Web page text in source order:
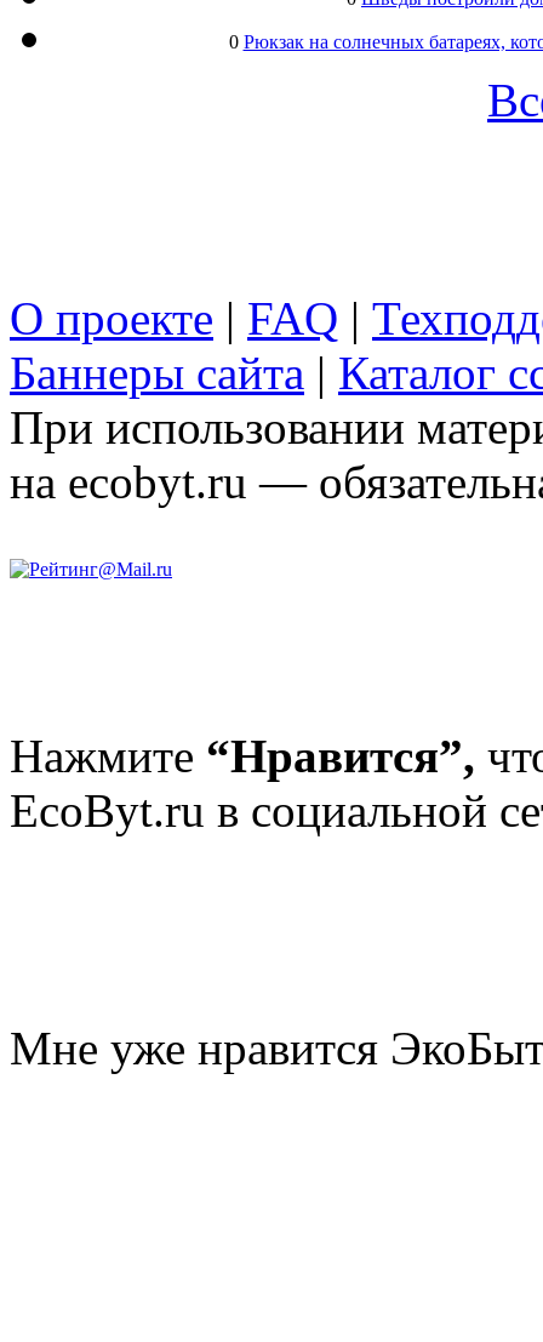
0 Рюкзак на солнечных батареях,
О проекте | FAQ |
Баннеры сайта | Каталог
При использовании
на ecobyt.ru —
Нажмите “Нравится”,
EcoByt.ru в социальной
Мне уже нравится